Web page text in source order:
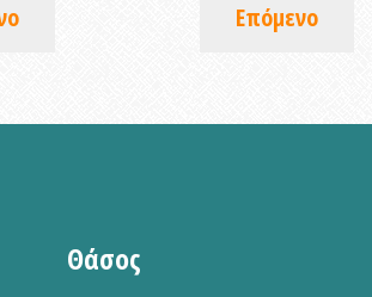
Επόμενο
Θάσος